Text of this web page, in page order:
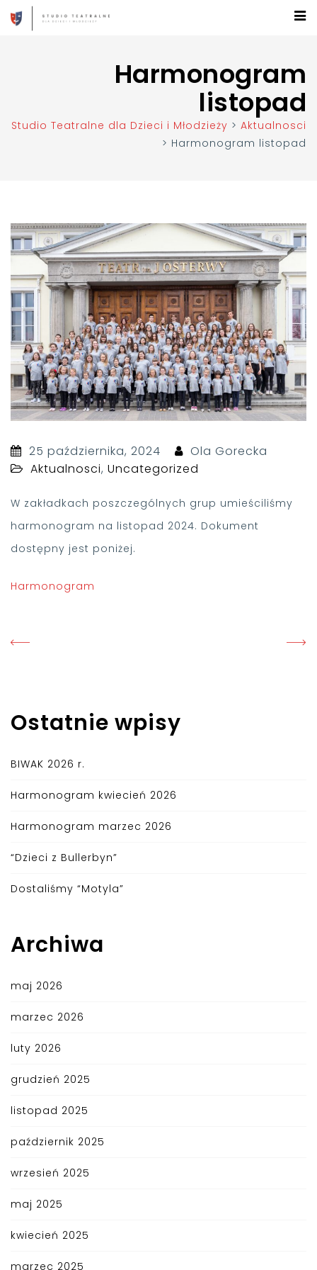
Harmonogram
listopad
Studio Teatralne dla Dzieci i Młodzieży > Aktualnosci
> Harmonogram listopad
25 października, 2024
Ola Gorecka
Aktualnosci, Uncategorized
W zakładkach poszczególnych grup umieściliśmy
harmonogram na listopad 2024. Dokument
dostępny jest poniżej.
Harmonogram
Ostatnie wpisy
BIWAK 2026 r.
Harmonogram kwiecień 2026
Harmonogram marzec 2026
“Dzieci z Bullerbyn”
Dostaliśmy “Motyla”
Archiwa
maj 2026
marzec 2026
luty 2026
grudzień 2025
listopad 2025
październik 2025
wrzesień 2025
maj 2025
kwiecień 2025
marzec 2025